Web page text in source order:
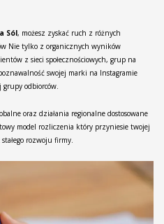
Sól, możesz zyskać ruch z różnych
Nie tylko z organicznych wyników
z sieci społecznościowych, grup na
swojej marki na Instagramie
grupy odbiorców.
oraz działania regionalne dostosowane
model rozliczenia który przyniesie twojej
rozwoju firmy.